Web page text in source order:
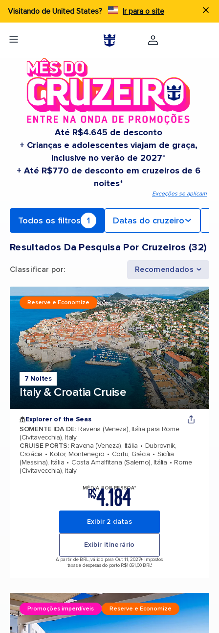
Visitando de United States? Ir para o site
Até R$4.645 de desconto
+ Crianças e adolescentes viajam de graça,
inclusive no verão de 2027*
+ Até R$770 de desconto em cruzeiros de 6
noites*
Exceções se aplicam
Todos os filtros 1 Datas do cruzeiro
Resultados Da Pesquisa Por Cruzeiros (32)
Classificar por: Recomendados
7 Noites
Italy & Croatia Cruise
Reserve e Economize
Explorer of the Seas
SOMENTE IDA DE: Ravena (Veneza), Itália para Rome
(Civitavecchia), Italy
CRUISE PORTS: Ravena (Veneza), Itália
Dubrovnik,
Croácia
Kotor, Montenegro Corfu, Grécia
Sicília
(Messina), Itália
Costa Amalfitana (Salerno), Itália
Rome
(Civitavecchia), Italy
MÉDIA POR PESSOA*
R$4.184
Exibir 2 datas
Exibir itinerário
A partir de BRL, válido para Out 11, 2027+ Impostos,
taxas e despesas do porto R$1.061,00 BRL*
Promoções imperdíveis Reserve e Economize